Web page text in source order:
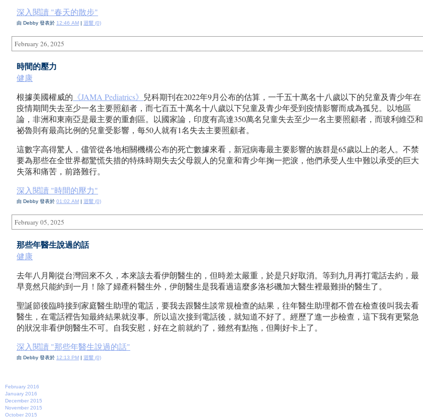
深入閱讀 "春天的散步"
由 Debby 發表於 12:46 AM | 迴響 (0)
February 26, 2025
時間的壓力
健康
根據美國權威的 《JAMA Pediatrics》 兒科期刊在2022年9月公布的估算，一千五十萬名十八歲以下的兒童及青少年在
疫情期間失去至少一名主要照顧者，而七百五十萬名十八歲以下兒童及青少年受到疫情影響而成為孤兒。以地區
論，非洲和東南亞是最主要的重創區。以國家論，印度有高達350萬名兒童失去至少一名主要照顧者，而玻利維亞和
祕魯則有最高比例的兒童受影響，每50人就有1名失去主要照顧者。
這數字高得驚人，儘管從各地相關機構公布的死亡數據來看，新冠病毒最主要影響的族群是65歲以上的老人。不禁
要為那些在全世界都驚慌失措的特殊時期失去父母親人的兒童和青少年掬一把淚，他們承受人生中難以承受的巨大
失落和痛苦，前路難行。
深入閱讀 "時間的壓力"
由 Debby 發表於 01:02 AM | 迴響 (0)
February 05, 2025
那些年醫生說過的話
健康
去年八月剛從台灣回來不久，本來該去看伊朗醫生的，但時差太嚴重，於是只好取消。等到九月再打電話去約，最
早竟然只能約到一月！除了婦產科醫生外，伊朗醫生是我看過這麼多洛杉磯加大醫生裡最難掛的醫生了。
聖誕節後臨時接到家庭醫生助理的電話，要我去跟醫生談常規檢查的結果，往年醫生助理都不曾在檢查後叫我去看
醫生，在電話裡告知最終結果就沒事。所以這次接到電話後，就知道不好了。經歷了進一步檢查，這下我有更緊急
的狀況非看伊朗醫生不可。自我安慰，好在之前就約了，雖然有點拖，但剛好卡上了。
深入閱讀 "那些年醫生說過的話"
由 Debby 發表於 12:13 PM | 迴響 (0)
February 2016
January 2016
December 2015
November 2015
October 2015